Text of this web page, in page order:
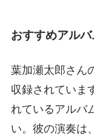
おすすめアル
葉加瀬太郎さん
収録されていま
れているアルバ
い。彼の演奏は、